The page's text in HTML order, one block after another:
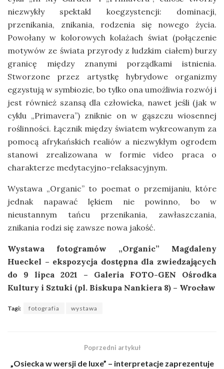
niezwykły spektakl koegzystencji: dominacji,
przenikania, znikania, rodzenia się nowego życia.
Powołany w kolorowych kolażach świat (połączenie
motywów ze świata przyrody z ludzkim ciałem) burzy
granicę między znanymi porządkami istnienia.
Stworzone przez artystkę hybrydowe organizmy
egzystują w symbiozie, bo tylko ona umożliwia rozwój i
jest również szansą dla człowieka, nawet jeśli (jak w
cyklu „Primavera”) zniknie on w gąszczu wiosennej
roślinności. Łącznik między światem wykreowanym za
pomocą afrykańskich realiów a niezwykłym ogrodem
stanowi zrealizowana w formie video praca o
charakterze medytacyjno-relaksacyjnym.
Wystawa „Organic” to poemat o przemijaniu, które
jednak napawać lękiem nie powinno, bo w
nieustannym tańcu przenikania, zawłaszczania,
znikania rodzi się zawsze nowa jakość.
Wystawa fotogramów
„Organic” Magdaleny
Hueckel – ekspozycja dostępna dla zwiedzających
do 9 lipca 2021 – Galeria FOTO-GEN Ośrodka
Kultury i Sztuki (pl. Biskupa Nankiera 8) – Wrocław
Tagi: fotografia wystawa
Poprzedni artykuł
„Osiecka w wersji de luxe” – interpretacje zaprezentuje